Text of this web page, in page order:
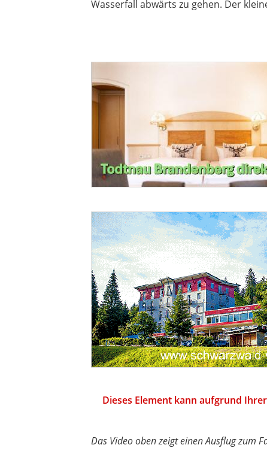
Wasserfall abwärts zu gehen. Der
Dieses Element kann aufgrund
Das Video oben zeigt einen Ausflug zum